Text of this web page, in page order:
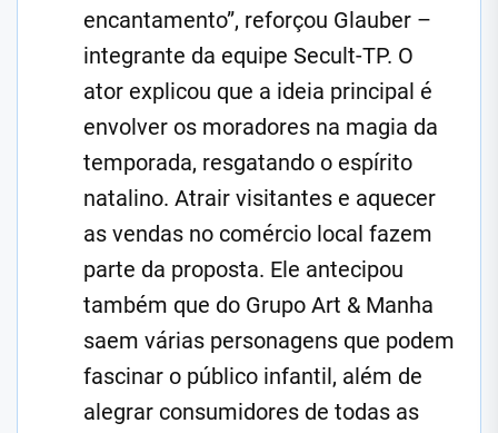
encantamento”, reforçou Glauber –
integrante da equipe Secult-TP. O
ator explicou que a ideia principal é
envolver os moradores na magia da
temporada, resgatando o espírito
natalino. Atrair visitantes e aquecer
as vendas no comércio local fazem
parte da proposta. Ele antecipou
também que do Grupo Art & Manha
saem várias personagens que podem
fascinar o público infantil, além de
alegrar consumidores de todas as